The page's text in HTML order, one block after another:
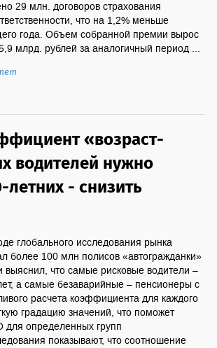
29 млн. договоров страхования
что на 1,2% меньше
года. Объем собранной премии вырос
млрд. рублей за аналогичный период ...
«возраст-
водителей нужно
летних - снизить
глобального исследования рынка
более 100 млн полисов «автогражданки»
выяснил, что самые рисковые водители –
а самые безаварийные – пенсионеры с
расчета коэффициента для каждого
градацию значений, что поможет
для определенных групп
показывают, что соотношение